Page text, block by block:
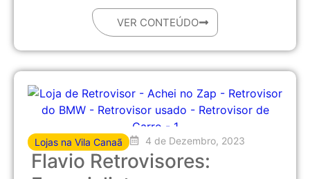
VER CONTEÚDO
Lojas na Vila Canaã 4 de Dezembro, 2023
Flavio Retrovisores: